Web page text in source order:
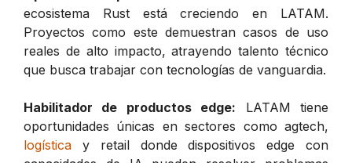
ecosistema Rust está creciendo en LATAM.
Proyectos como este demuestran casos de uso
reales de alto impacto, atrayendo talento técnico
que busca trabajar con tecnologías de vanguardia.
Habilitador de productos edge: LATAM tiene
oportunidades únicas en sectores como agtech,
logística y retail donde dispositivos edge con